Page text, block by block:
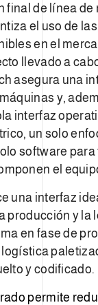
final de línea de
el uso de
en el
llevado a
asegura una
y,
interfaz
un solo
software para
el
una interfaz
producción y la
en fase de
y codificado.
permite